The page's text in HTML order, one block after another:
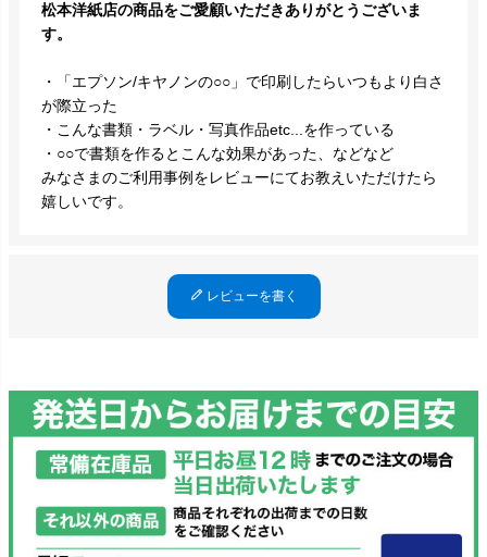
松本洋紙店の商品をご愛顧いただきありがとうございま
す。
・「エプソン/キヤノンの○○」で印刷したらいつもより白さ
が際立った
・こんな書類・ラベル・写真作品etc...を作っている
・○○で書類を作るとこんな効果があった、などなど
みなさまのご利用事例をレビューにてお教えいただけたら
嬉しいです。
レビューを書く